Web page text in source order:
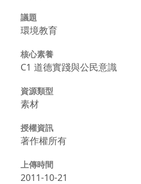
議題
環境教育
核心素養
C1 道德實踐與公民意識
資源類型
素材
授權資訊
著作權所有
上傳時間
2011-10-21